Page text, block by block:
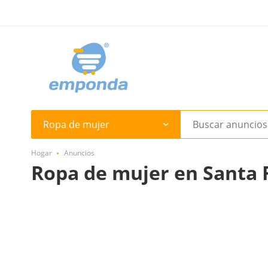
Ropa de mujer
Hogar Anuncios
Ropa de mujer en Santa